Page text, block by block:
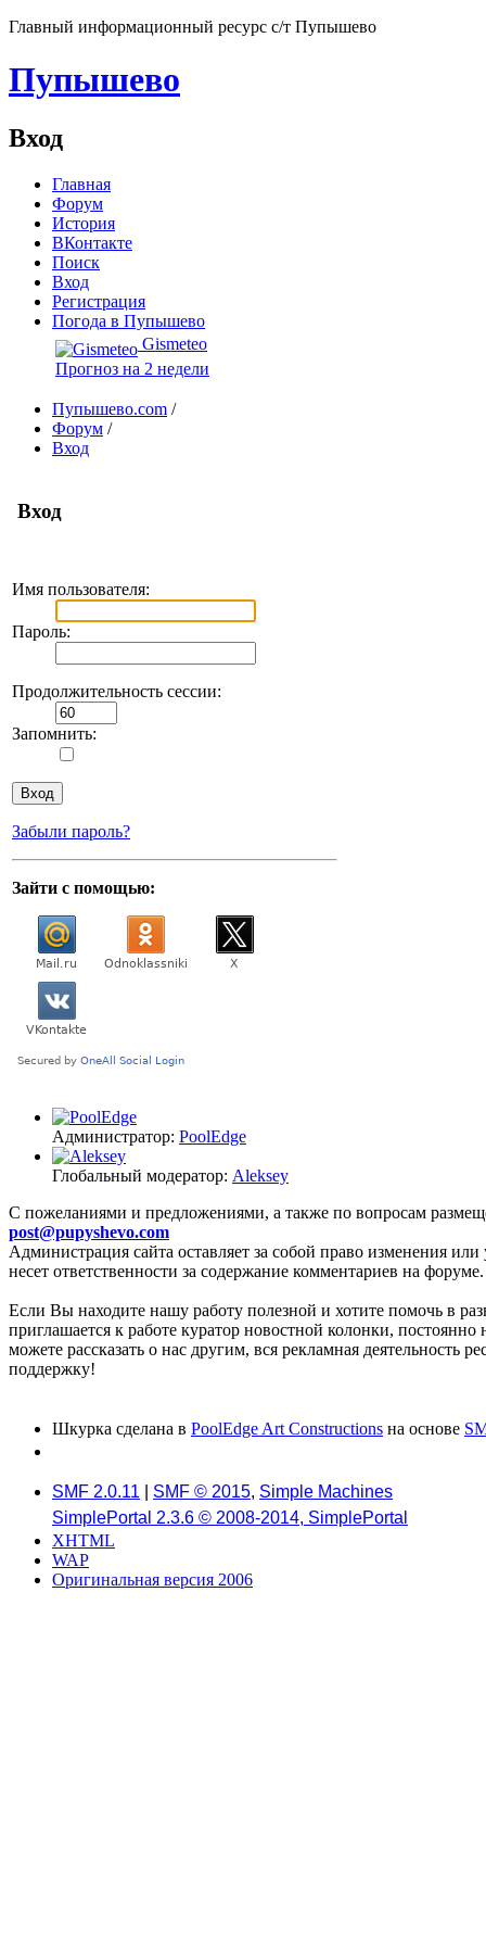
Главный информационный ресурс с/т Пупышево
Пупышево
Вход
Главная
Форум
История
ВКонтакте
Поиск
Вход
Регистрация
Погода в Пупышево
Gismeteo
Прогноз на 2 недели
Пупышево.com /
Форум /
Вход
Вход
Имя пользователя:
Пароль:
Продолжительность сессии:
Запомнить:
Забыли пароль?
Зайти с помощью:
Администратор: PoolEdge
Глобальный модератор: Aleksey
C пожеланиями и предложениями, а также по вопросам
post@pupyshevo.com
Администрация сайта оставляет за собой право изменения
несет ответственности за содержание комментариев на форуме.
Если Вы находите нашу работу полезной и хотите помочь в
приглашается к работе куратор новостной колонки,
можете рассказать о нас другим, вся рекламная деятельность
поддержку!
Шкурка сделана в PoolEdge Art Constructions на основе
SMF 2.0.11 SMF © 2015, Simple Machines
SimplePortal 2.3.6 © 2008-2014, SimplePortal
XHTML
WAP
Оригинальная версия 2006